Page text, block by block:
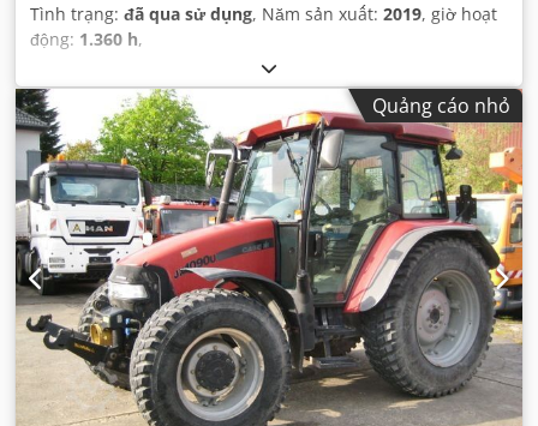
Tình trạng: đã qua sử dụng, Năm sản xuất: 2019, giờ hoạt
động: 1.360 h,
Quảng cáo nhỏ